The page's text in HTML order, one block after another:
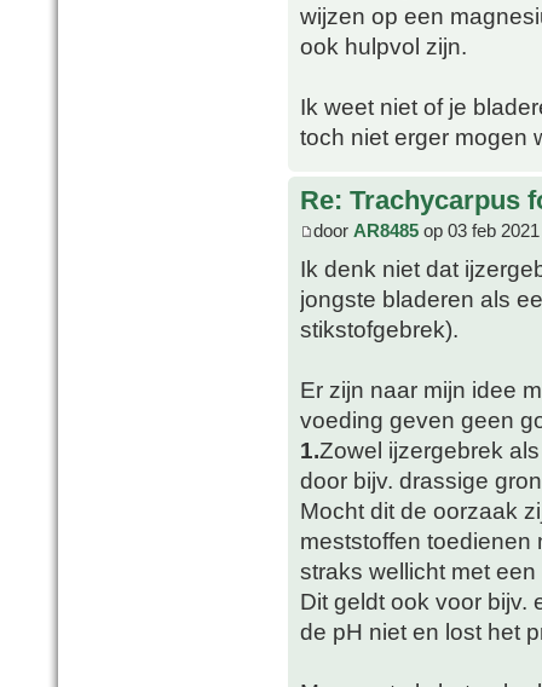
wijzen op een
ook hulpvol zijn.
Ik weet niet of je
toch niet erger mogen
Re: Trachycarpus
door AR8485 op 03 feb
Ik denk niet dat
jongste bladeren als
stikstofgebrek).
Er zijn naar mijn idee
voeding geven geen
1.Zowel ijzergebrek
door bijv. drassige
Mocht dit de oorzaak
meststoffen toedienen
straks wellicht met
Dit geldt ook voor
de pH niet en lost het